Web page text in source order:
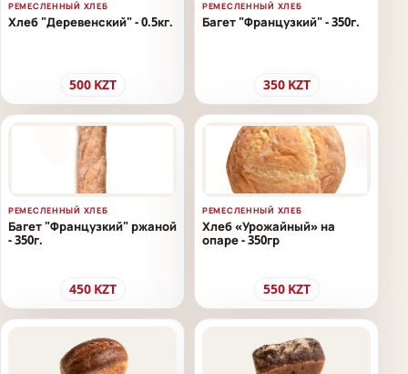
РЕМЕСЛЕННЫЙ ХЛЕБ
Хлеб "Деревенский" - 0.5кг.
500 KZT
РЕМЕСЛЕННЫЙ ХЛЕБ
Багет "Французкий" - 350г.
350 KZT
РЕМЕСЛЕННЫЙ ХЛЕБ
Багет "Французкий" ржаной
- 350г.
450 KZT
РЕМЕСЛЕННЫЙ ХЛЕБ
Хлеб «Урожайный» на
опаре - 350гр
550 KZT